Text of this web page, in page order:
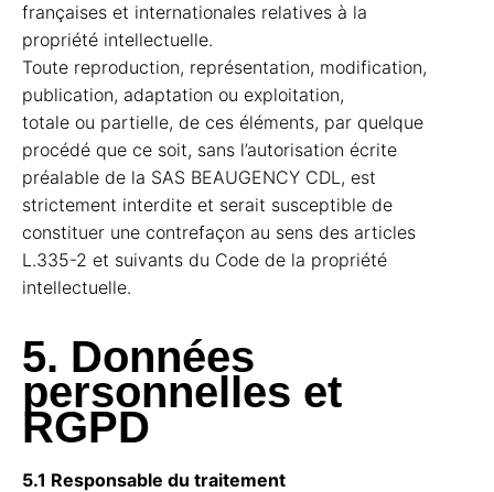
françaises et internationales relatives à la
propriété intellectuelle.
Toute reproduction, représentation, modification,
publication, adaptation ou exploitation,
totale ou partielle, de ces éléments, par quelque
procédé que ce soit, sans l’autorisation écrite
préalable de la SAS BEAUGENCY CDL, est
strictement interdite et serait susceptible de
constituer une contrefaçon au sens des articles
L.335-2 et suivants du Code de la propriété
intellectuelle.
5. Données
personnelles et
RGPD
5.1 Responsable du traitement